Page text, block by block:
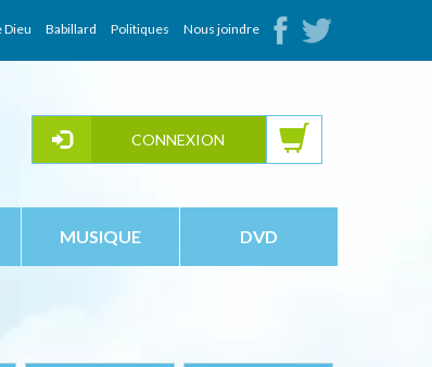
Dieu Babillard Politiques Nous joindre
CONNEXION
MUSIQUE DVD